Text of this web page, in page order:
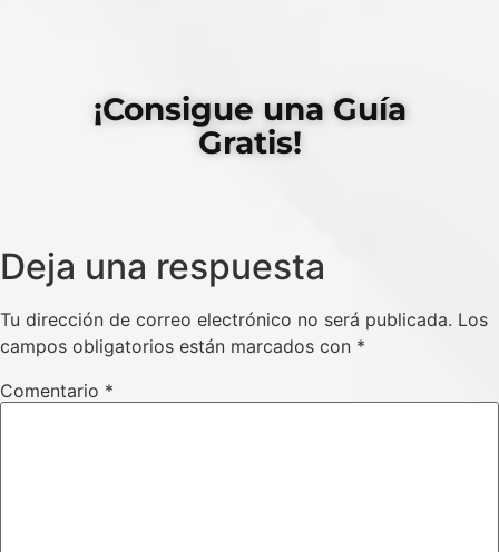
¡Consigue una Guía
Gratis!
Deja una respuesta
Tu dirección de correo electrónico no será publicada. Los
campos obligatorios están marcados con *
Comentario *